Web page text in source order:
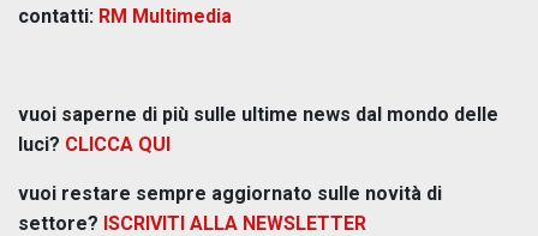
contatti: RM Multimedia
vuoi saperne di più sulle ultime news dal mondo delle
luci? CLICCA QUI
vuoi restare sempre aggiornato sulle novità di
settore? ISCRIVITI ALLA NEWSLETTER